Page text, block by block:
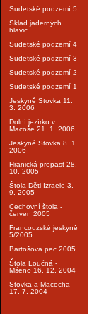
Sudetské podzemí 5
Sklad jaderných
hlavic
Sudetské podzemí 4
Sudetské podzemí 3
Sudetské podzemí 2
Sudetské podzemí 1
Jeskyně Stovka 11.
3. 2006
Dolní jezírko v
Macoše 21. 1. 2006
Jeskyně Stovka 8. 1.
2006
Hranická propast 28.
10. 2005
Štola Děti Izraele 3.
9. 2005
Cechovní štola -
červen 2005
Francouzské jeskyně
5/2005
Bartošova pec 2005
Štola Loučná -
Mšeno 16. 12. 2004
Stovka a Macocha
17. 7. 2004